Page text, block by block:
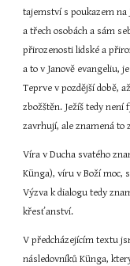
tajemství s poukazem na
a třech osobách a sám
přirozenosti lidské a
a to v Janově evangeliu,
Teprve v pozdější době,
zbožštěn. Ježíš tedy
zavrhují, ale znamená to
Víra v Ducha svatého
Künga), víru v Boží moc,
Výzva k dialogu tedy
křesťanství.
V předcházejícím textu
následovníků Künga,